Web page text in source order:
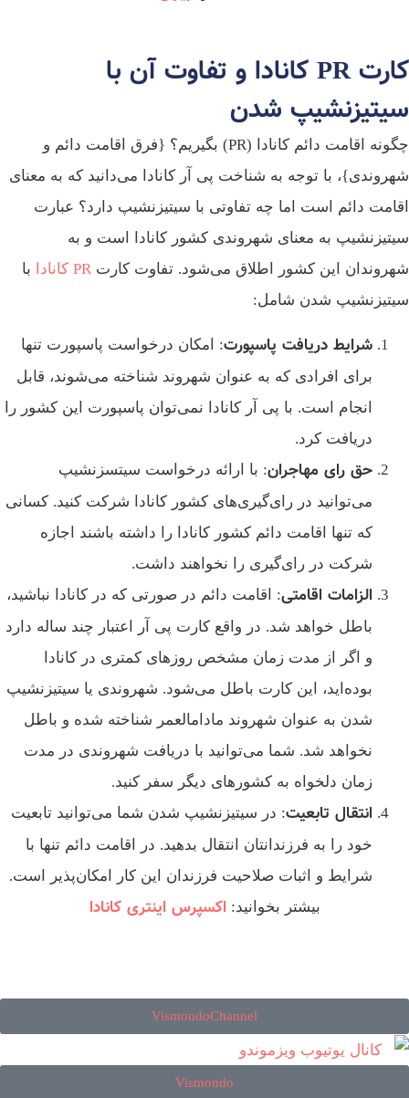
کارت PR کانادا و تفاوت آن با
سیتیزنشیپ شدن
چگونه اقامت دائم کانادا (PR) بگیریم؟ {فرق اقامت دائم و
شهروندی}، با توجه به شناخت پی آر کانادا می‌دانید که به معنای
اقامت دائم است اما چه تفاوتی با سیتیزنشیپ دارد؟ عبارت
سیتیزنشیپ به معنای شهروندی کشور کانادا است و به
شهروندان این کشور اطلاق می‌شود. تفاوت کارت PR کانادا
با
سیتیزنشیپ شدن شامل:
شرایط دریافت پاسپورت: امکان درخواست پاسپورت تنها
برای افرادی که به عنوان شهروند شناخته می‌شوند، قابل
انجام است. با پی آر کانادا نمی‌توان پاسپورت این کشور را
دریافت کرد.
حق رای مهاجران: با ارائه درخواست سیتسزنشیپ
می‌توانید در رای‌گیری‌های کشور کانادا شرکت کنید. کسانی
که تنها اقامت دائم کشور کانادا را داشته باشند اجازه
شرکت در رای‌گیری را نخواهند داشت.
الزامات اقامتی: اقامت دائم در صورتی که در کانادا نباشید،
باطل خواهد شد. در واقع کارت پی آر اعتبار چند ساله دارد
و اگر از مدت زمان مشخص روز‌های کمتری در کانادا
بوده‌اید، این کارت باطل می‌شود. شهروندی یا سیتیزنشیپ
شدن به عنوان شهروند مادام­العمر شناخته شده و باطل
نخواهد شد. شما می‌توانید با دریافت شهروندی در مدت
زمان دلخواه به کشور‌های دیگر سفر کنید.
انتقال تابعیت: در سیتیزنشیپ شدن شما می‌توانید تابعیت
خود را به فرزندانتان انتقال بدهید. در اقامت دائم تنها با
شرایط و اثبات صلاحیت فرزندان این کار امکان‌پذیر است.
بیشتر بخوانید: اکسپرس اینتری کانادا
VismondoChannel
Vismondo